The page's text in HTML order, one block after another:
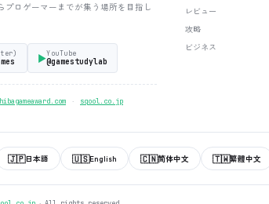
プロゲーマーまでが集う場所を目指し
▶YouTube
@gamestudylab
‧ sqool.co.jp
レビュー
攻略
ビジネス
🇯🇵日本語 🇺🇸English 🇨🇳简体中文 🇹🇼繁體中文